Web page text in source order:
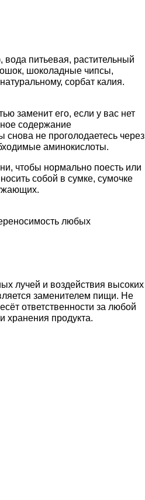
питьевая, растительный
шоколадные чипсы,
сорбат калия.
заменит его, если у вас нет
содержание
не проголодаетесь через
аминокислоты.
чтобы нормально поесть или
собой в сумке, сумочке
любых
лучей и воздействия высоких
заменителем пищи. Не
ответственности за любой
хранения продукта.